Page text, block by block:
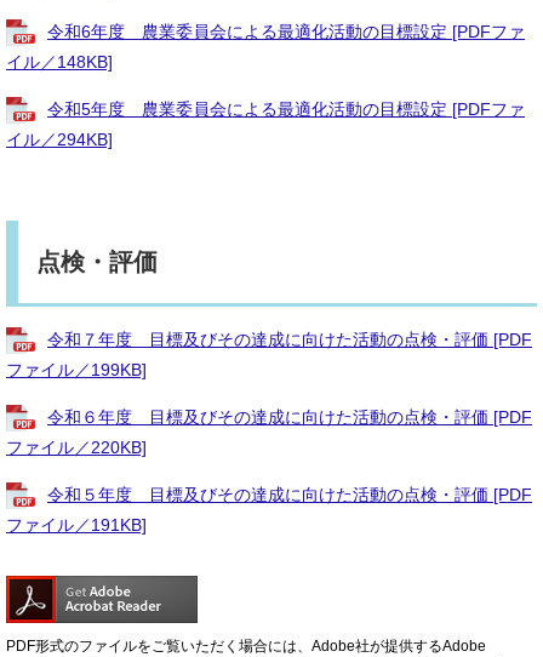
令和6年度 農業委員会による最適化活動の目標設定 [PDFファ
イル／148KB]
令和5年度 農業委員会による最適化活動の目標設定 [PDFファ
イル／294KB]
点検・評価
令和７年度 目標及びその達成に向けた活動の点検・評価 [PDF
ファイル／199KB]
令和６年度 目標及びその達成に向けた活動の点検・評価 [PDF
ファイル／220KB]
令和５年度 目標及びその達成に向けた活動の点検・評価 [PDF
ファイル／191KB]
PDF形式のファイルをご覧いただく場合には、Adobe社が提供するAdobe